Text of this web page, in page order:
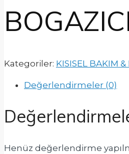
Kategoriler: KISISEL BAKIM
Değerlendirmeler (0)
Henüz değerlendirme